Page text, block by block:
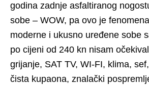
godina zadnje asfaltiranog
sobe – WOW, pa ovo je
moderne i ukusno uređene sobe
po cijeni od 240 kn nisam
grijanje, SAT TV, WI-FI, klima,
čista kupaona, znalački